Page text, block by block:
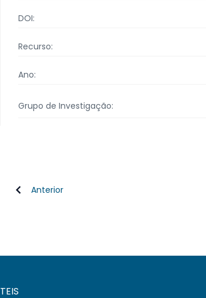
DOI:
Recurso:
Ano:
Grupo de Investigação:
Anterior